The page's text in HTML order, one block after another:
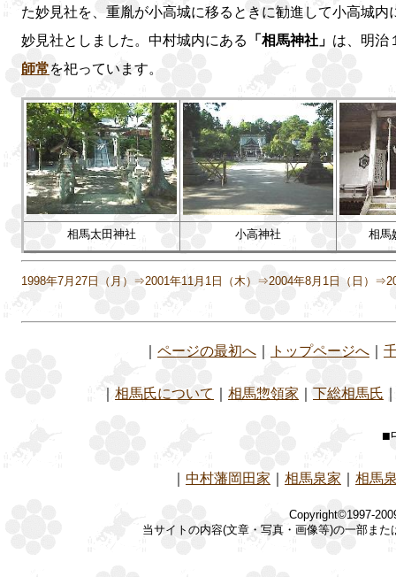
た妙見社を、重胤が小高城に移るときに勧進して小高城
妙見社としました。中村城内にある
「相馬神社」 は、明治
師常を祀っています。
相馬太田神社 小高神社 相馬
1998年7月27日（月）⇒2001年11月1日（木）⇒2004年8月1日（日）
ページの最初へ トップページへ
相馬氏について 相馬惣領家 下総相馬氏
■
中村藩岡田家 相馬泉家 相馬
Copyright©1997-
当サイトの内容(文章・写真・画像等)の一部ま